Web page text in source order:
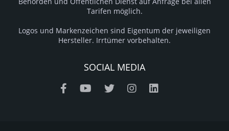
Tarifen möglich.
Logos und Markenzeichen sind Eigentum der jeweiligen
Hersteller. Irrtümer vorbehalten.
SOCIAL MEDIA